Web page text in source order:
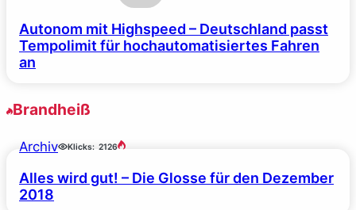
Autonom mit Highspeed – Deutschland passt
Tempolimit für hochautomatisiertes Fahren
an
Brandheiß
Archiv Klicks: 2126
Alles wird gut! – Die Glosse für den Dezember
2018